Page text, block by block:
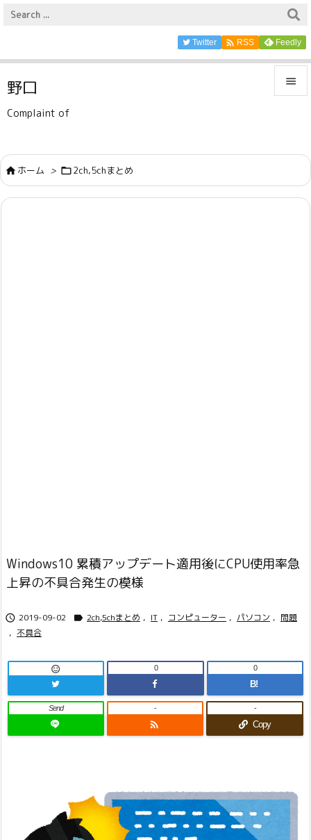

サイド

前へ
Twitter  RSS Feedly
野口
Complaint of
ホーム > 2ch,5chまとめ
Windows10 累積アップデート適用後にCPU使用率急
上昇の不具合発生の模様
 2019-09-02  2ch,5chまとめ , IT , コンピューター , パソコン , 問題
, 不具合
 0
B!
0
Send

-
Copy
-